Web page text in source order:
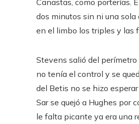
Canastas, como porterías.
dos minutos sin ni una
en el limbo los triples y las
Stevens salió del
no tenía el control y se
del Betis no se hizo
Sar se quejó a Hughes por
le falta picante ya era una